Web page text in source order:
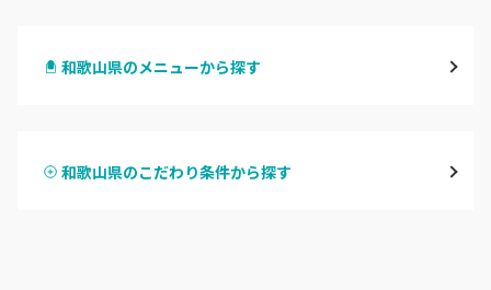
海南・有田
和歌山県のメニューから探す
ハンドスカルプ
和歌山県のこだわり条件から探す